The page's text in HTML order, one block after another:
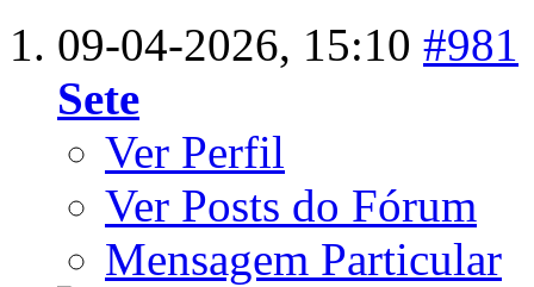
09-04-2026, 15:10 #981
Sete
Ver Perfil
Ver Posts do Fórum
Mensagem Particular